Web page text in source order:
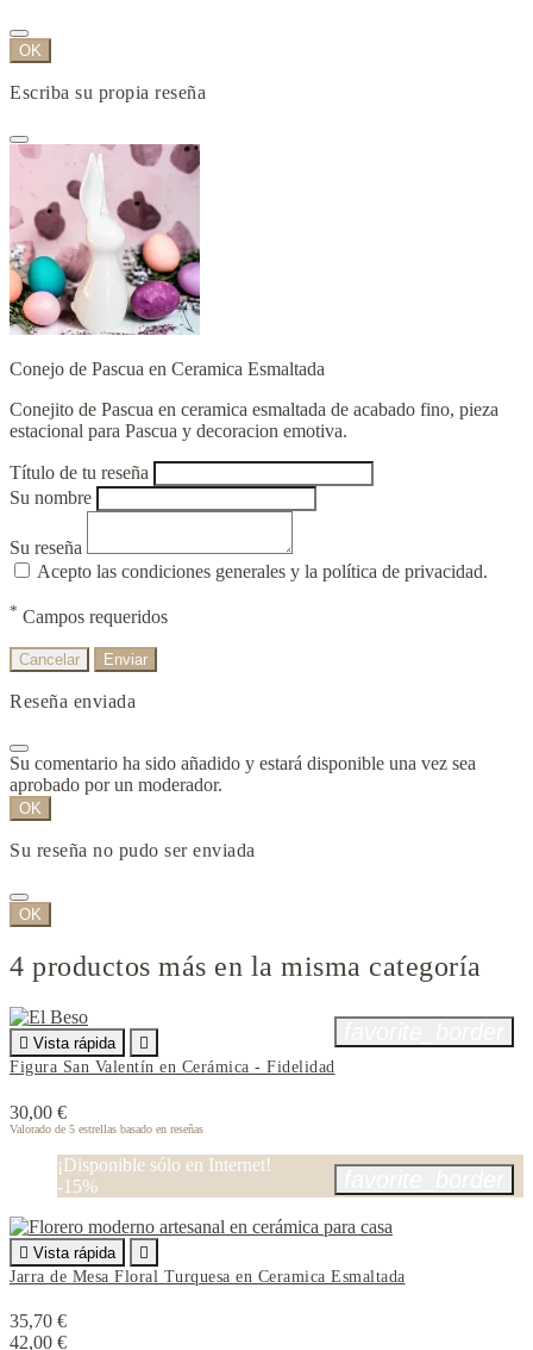
OK
Escriba su propia reseña
Conejo de Pascua en Ceramica Esmaltada
Conejito de Pascua en ceramica esmaltada de acabado fino, pieza
estacional para Pascua y decoracion emotiva.
Título de tu reseña
Su nombre
Su reseña
Acepto las condiciones generales y la política de privacidad.
* Campos requeridos
Cancelar Enviar
Reseña enviada
Su comentario ha sido añadido y estará disponible una vez sea
aprobado por un moderador.
OK
Su reseña no pudo ser enviada
OK
4 productos más en la misma categoría
 Vista rápida

Figura San Valentín en Cerámica - Fidelidad
30,00 €
Valorado de 5 estrellas basado en reseñas
¡Disponible sólo en Internet!
-15%
 Vista rápida

Jarra de Mesa Floral Turquesa en Ceramica Esmaltada
35,70 €
42,00 €